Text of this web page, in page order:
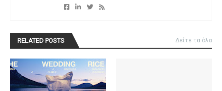
RELATED POSTS Δείτε τα όλα